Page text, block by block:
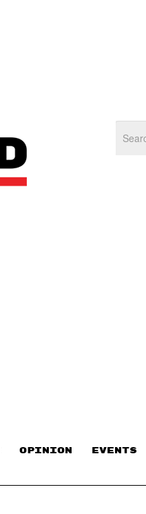
OPINION EVENTS